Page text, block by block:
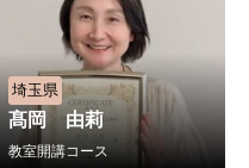
埼玉県
髙岡 由莉
教室開講コース